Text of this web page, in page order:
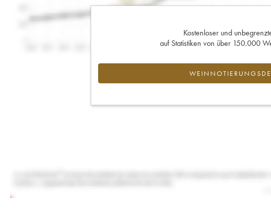
Kostenloser und
auf Statistiken von über 150.000